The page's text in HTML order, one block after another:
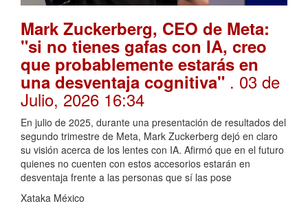
Mark Zuckerberg, CEO de Meta:
"si no tienes gafas con IA, creo
que probablemente estarás en
una desventaja cognitiva" . 03 de
Julio, 2026 16:34
En julio de 2025, durante una presentación de resultados del
segundo trimestre de Meta, Mark Zuckerberg dejó en claro
su visión acerca de los lentes con IA. Afirmó que en el futuro
quienes no cuenten con estos accesorios estarán en
desventaja frente a las personas que sí las pose
Xataka México